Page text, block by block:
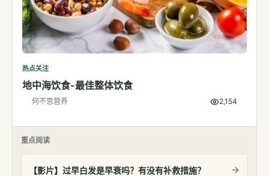
热点关注
地中海饮食-最佳整体饮食
何不思营养 2,154
重点阅读
【影片】过早白发是早衰吗？有没有补救措施？